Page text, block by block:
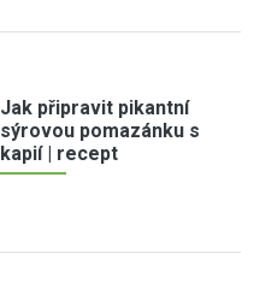
Jak připravit pikantní
sýrovou pomazánku s
kapií | recept